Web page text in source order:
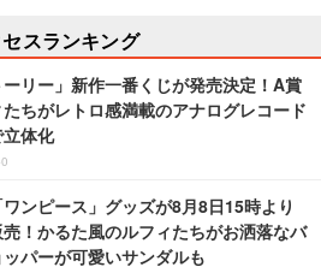
セスランキング
ーリー」新作一番くじが発売決定！A賞
ちがレトロ感満載のアナログレコード
立体化
ワンピース」グッズが8月8日15時より
！かるた風のルフィたちがお洒落なバ
ッパーが可愛いサンダルも